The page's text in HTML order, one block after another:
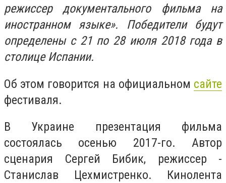
режиссер документального фильма на
иностранном языке». Победители будут
определены с 21 по 28 июля 2018 года в
столице Испании.
Об этом говорится на официальном сайте
фестиваля.
В Украине презентация фильма
состоялась осенью 2017-го. Автор
сценария Сергей Бибик, режиссер -
Станислав Цехмистренко. Кинолента